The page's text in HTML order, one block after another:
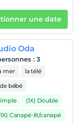
la
une date
Oda
: 3
mer
la télé
bébé
(1X) Double
Canapé-lit/canapé